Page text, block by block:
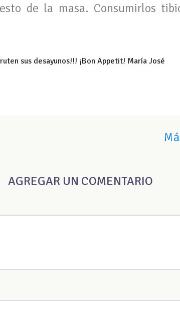
de la masa. Consumirlos
sus desayunos!!! ¡Bon Appetit! María José
AGREGAR UN COMENTARIO